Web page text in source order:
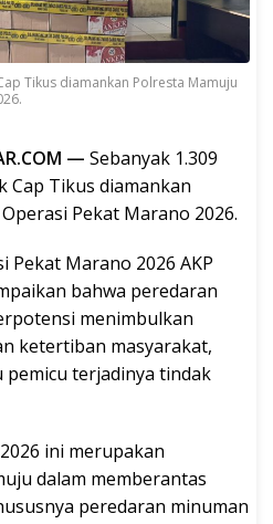
Tikus diamankan Polresta Mamuju
— Sebanyak 1.309
Cap Tikus diamankan
Pekat Marano 2026.
Pekat Marano 2026 AKP
bahwa peredaran
menimbulkan
ketertiban masyarakat,
pemicu terjadinya tindak
ini merupakan
dalam memberantas
peredaran minuman